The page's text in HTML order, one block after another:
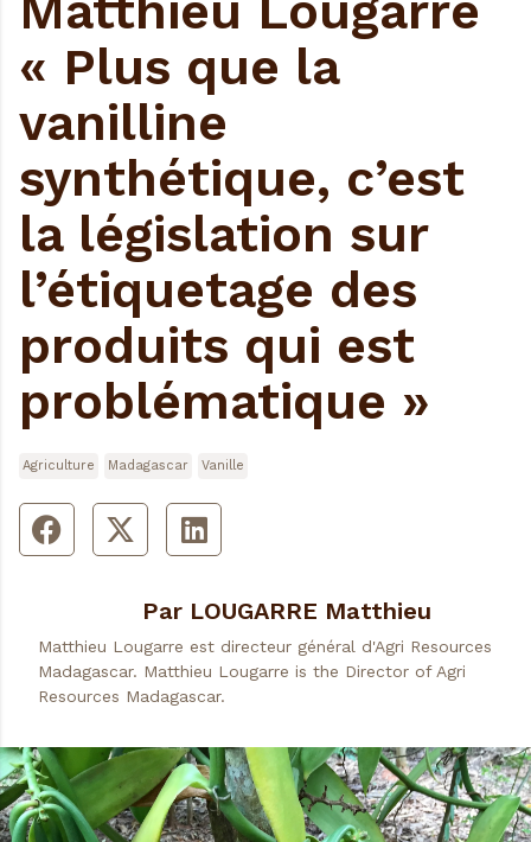
« Plus que la
vanilline
synthétique, c’est
la législation sur
l’étiquetage des
produits qui est
problématique »
Agriculture Madagascar Vanille
Par LOUGARRE Matthieu
Matthieu Lougarre est directeur général d'Agri Resources
Madagascar. Matthieu Lougarre is the Director of Agri
Resources Madagascar.